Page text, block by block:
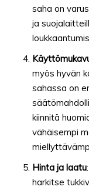
saha on
ja
myös hyvän
sahassa on
kiinnitä
vähäisempi
Hinta ja laatu
harkitse